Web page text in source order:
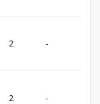
2 -
2 -